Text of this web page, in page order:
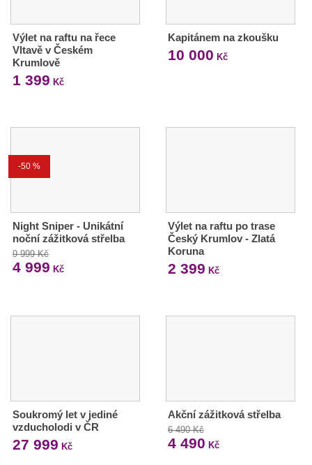
Výlet na raftu na řece
Vltavě v Českém
Krumlově
1 399 Kč
Kapitánem na zkoušku
10 000 Kč
-50 %
Night Sniper - Unikátní
noční zážitková střelba
9 999 Kč
4 999 Kč
Výlet na raftu po trase
Český Krumlov - Zlatá
Koruna
2 399 Kč
Soukromý let v jediné
vzducholodi v ČR
27 999 Kč
Akční zážitková střelba
6 490 Kč
4 490 Kč